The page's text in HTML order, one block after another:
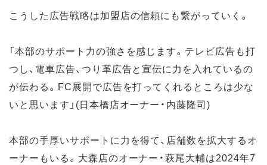
こうした広告戦略は加盟店の信頼にも繋がっていく。
「本部のサポート力の強さを感じます。テレビ広告も打
つし、電車広告、つり革広告と宣伝に力を入れているの
が伝わる。FC展開で広告を打ってくれるところは少な
いと思います」(日本橋店オーナー・内藤隆司)
本部の手厚いサポートに力を得て、店舗数を拡大するオ
ーナーもいる。大森店のオーナー・萩尾大輔は2024年7